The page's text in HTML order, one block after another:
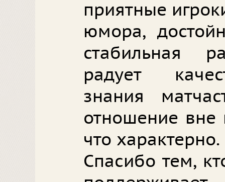
приятные
юмора,
стабильная
радует
знания
отношение вне
что характерно.
Спасибо тем,